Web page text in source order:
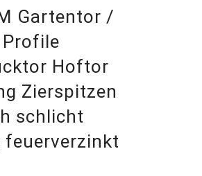
Gartentor /
Hoftor
Zierspitzen
schlicht